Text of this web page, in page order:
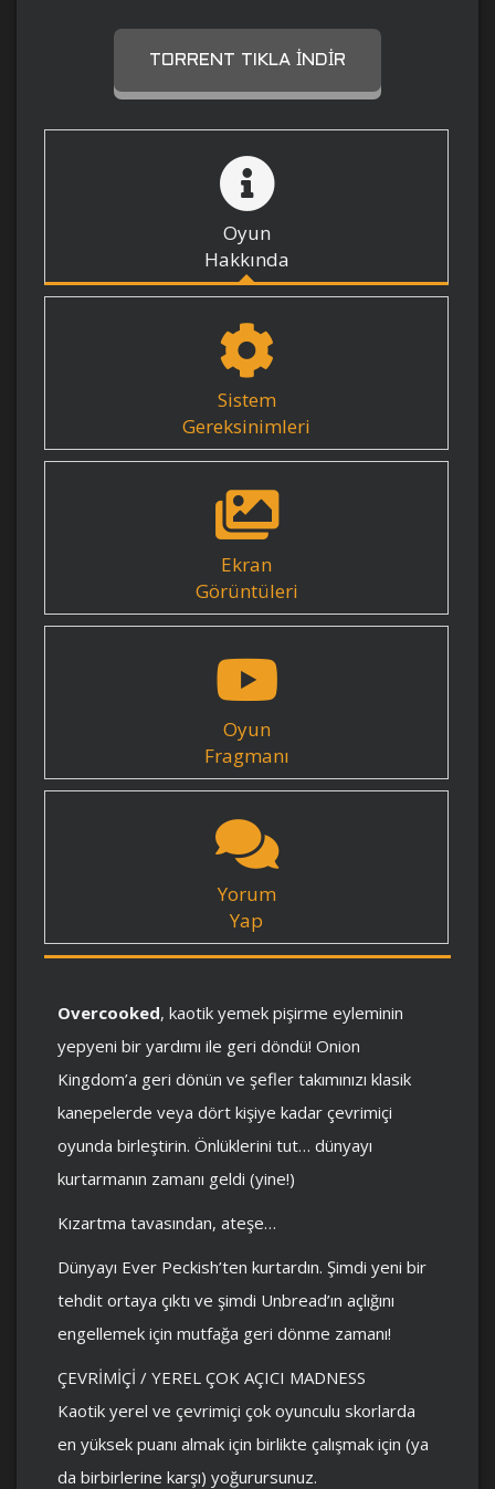
TORRENT TIKLA İNDIR
Oyun
Hakkında
Sistem
Gereksinimleri
Ekran
Görüntüleri
Oyun
Fragmanı
Yorum
Yap
Overcooked, kaotik yemek pişirme eyleminin
yepyeni bir yardımı ile geri döndü! Onion
Kingdom’a geri dönün ve şefler takımınızı klasik
kanepelerde veya dört kişiye kadar çevrimiçi
oyunda birleştirin. Önlüklerini tut… dünyayı
kurtarmanın zamanı geldi (yine!)
Kızartma tavasından, ateşe…
Dünyayı Ever Peckish’ten kurtardın. Şimdi yeni bir
tehdit ortaya çıktı ve şimdi Unbread’ın açlığını
engellemek için mutfağa geri dönme zamanı!
ÇEVRİMİÇİ / YEREL ÇOK AÇICI MADNESS
Kaotik yerel ve çevrimiçi çok oyunculu skorlarda
en yüksek puanı almak için birlikte çalışmak için (ya
da birbirlerine karşı) yoğurursunuz.